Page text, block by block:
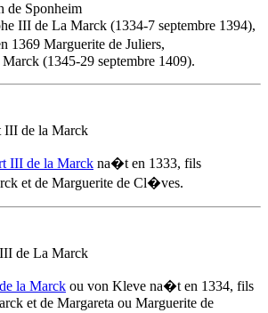
de Sponheim
III de La Marck (1334-7 septembre 1394),
1369 Marguerite de Juliers,
(1345-29 septembre 1409).
III de la Marck
III de la Marck na�t en 1333, fils
et de Marguerite de Cl�ves.
de La Marck
la Marck ou von Kleve na�t en 1334, fils
et de Margareta ou Marguerite de